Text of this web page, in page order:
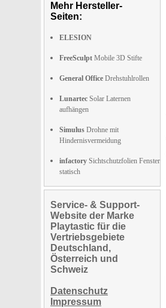
Mehr Hersteller-
Seiten:
ELESION
FreeSculpt Mobile 3D Stifte
General Office Drehstuhlrollen
Lunartec Solar Laternen
aufhängen
Simulus Drohne mit
Hindernisvermeidung
infactory Sichtschutzfolien Fenster
statisch
Service- & Support-
Website der Marke
Playtastic für die
Vertriebsgebiete
Deutschland,
Österreich und
Schweiz
Datenschutz
Impressum